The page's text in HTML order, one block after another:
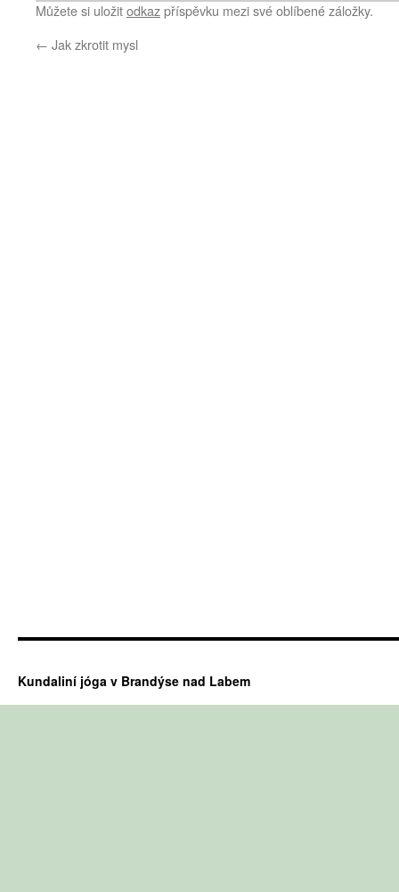
Můžete si uložitodkazpříspěvku mezi své oblíbené záložky.
← Jak zkrotit mysl
Kundaliní jóga v Brandýse nad Labem